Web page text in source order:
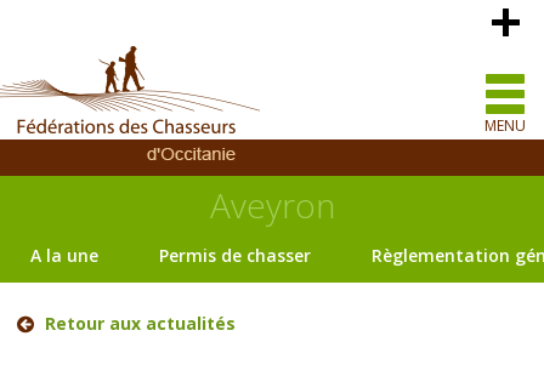
MENU
Aveyron
A la une Permis de chasser Règlementation
Retour aux actualités